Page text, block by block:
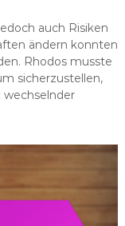
auch Risiken
ändern konnten
Rhodos musste
sicherzustellen,
wechselnder